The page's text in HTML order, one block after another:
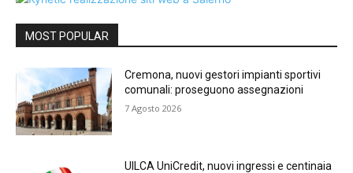
MOST POPULAR
Cremona, nuovi gestori impianti sportivi
comunali: proseguono assegnazioni
7 Agosto 2026
UILCA UniCredit, nuovi ingressi e centinaia